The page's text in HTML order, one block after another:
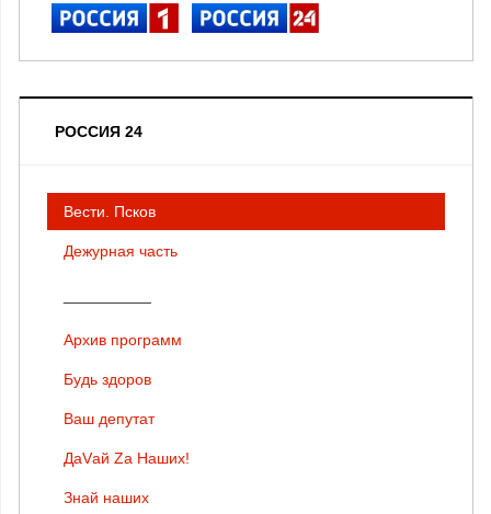
РОССИЯ 24
Вести. Псков
Дежурная часть
Архив программ
Будь здоров
Ваш депутат
ДаVай Zа Наших!
Знай наших